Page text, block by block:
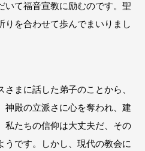
いて福音宣教に励むのです。聖
りを合わせて歩んでまいりまし
まに話した弟子のことから、
神殿の立派さに心を奪われ、建
私たちの信仰は大丈夫だ、その
うです。しかし、現代の教会に